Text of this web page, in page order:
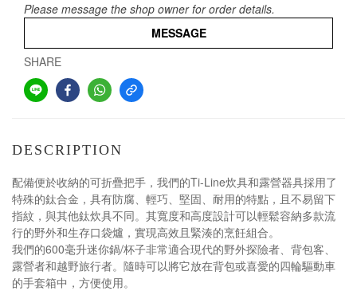
Please message the shop owner for order details.
MESSAGE
SHARE
DESCRIPTION
配備便於收納的可折疊把手，我們的Ti-Line炊具和露營器具採用了
特殊的鈦合金，具有防腐、輕巧、堅固、耐用的特點，且不易留下
指紋，與其他鈦炊具不同。其寬度和高度設計可以輕鬆容納多款流
行的野外和生存口袋爐，實現高效且緊湊的烹飪組合。
我們的600毫升迷你鍋/杯子非常適合現代的野外探險者、背包客、
露營者和越野旅行者。隨時可以將它放在背包或喜愛的四輪驅動車
的手套箱中，方便使用。